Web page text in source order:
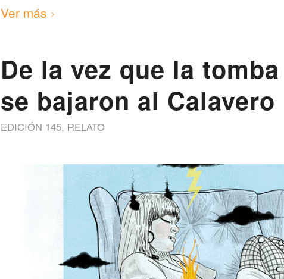
Ver más
De la vez que la
se bajaron al Calavero
EDICIÓN 145, RELATO